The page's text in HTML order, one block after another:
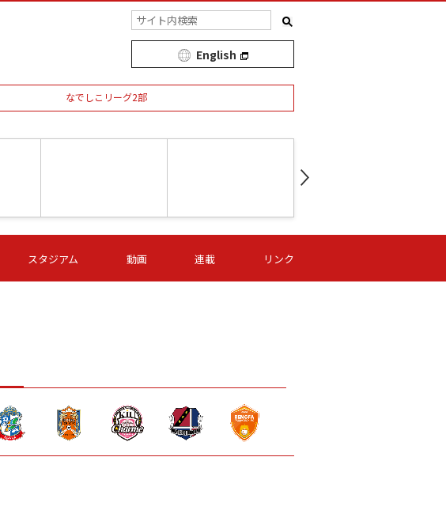
English
なでしこリーグ2部
第16節 09/06 (日) 15:00
-
第16節 09/06 (日) 15:00
- -
スタジアム 動画 連載 リンク